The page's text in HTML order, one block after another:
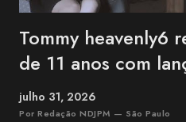
Tommy heavenly6
de 11 anos com
julho 31, 2026
Por Redação NDJPM — São Paulo